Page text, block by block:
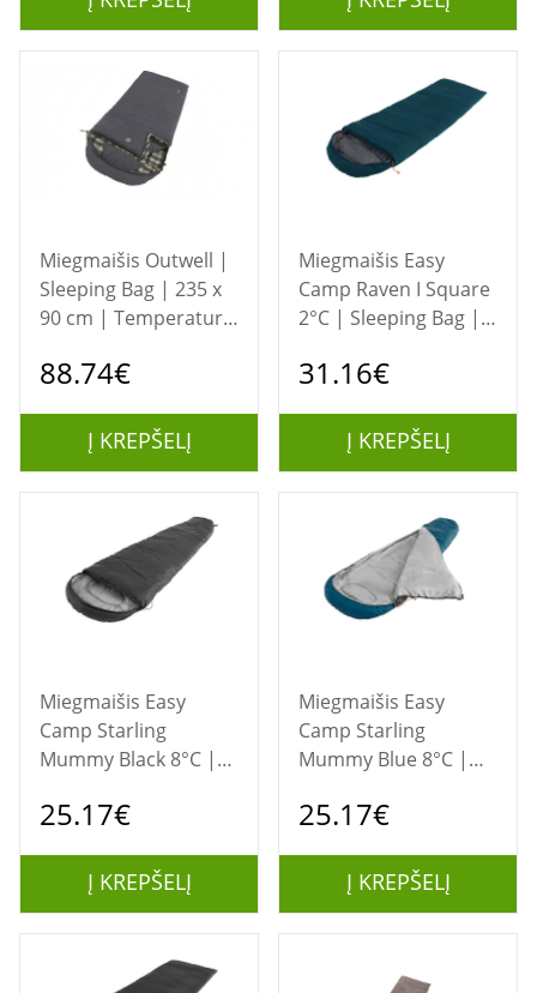
Miegmaišis Outwell |
Sleeping Bag | 235 x
90 cm | Temperature
88.74€
Į KREPŠELĮ
Miegmaišis Easy
Camp Raven I Square
2°C | Sleeping Bag |
Temperature -12 to 7
end, L-shaped,
autolock
31.16€
Į KREPŠELĮ
Miegmaišis Easy
Camp Starling
Mummy Black 8°C |
75 x 50 cm |
°C | Two-way open-
end, autolock
25.17€
Į KREPŠELĮ
Miegmaišis Easy
Camp Starling
Mummy Blue 8°C |
75 x 50 cm |
°C | Two-way open-
end, autolock
25.17€
Į KREPŠELĮ